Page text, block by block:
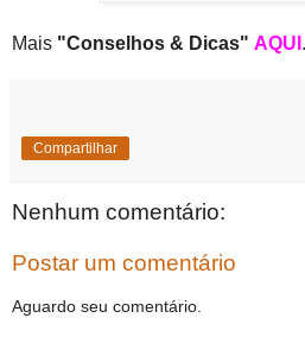
Mais "Conselhos & Dicas" AQUI .
Compartilhar
Nenhum comentário:
Postar um comentário
Aguardo seu comentário.